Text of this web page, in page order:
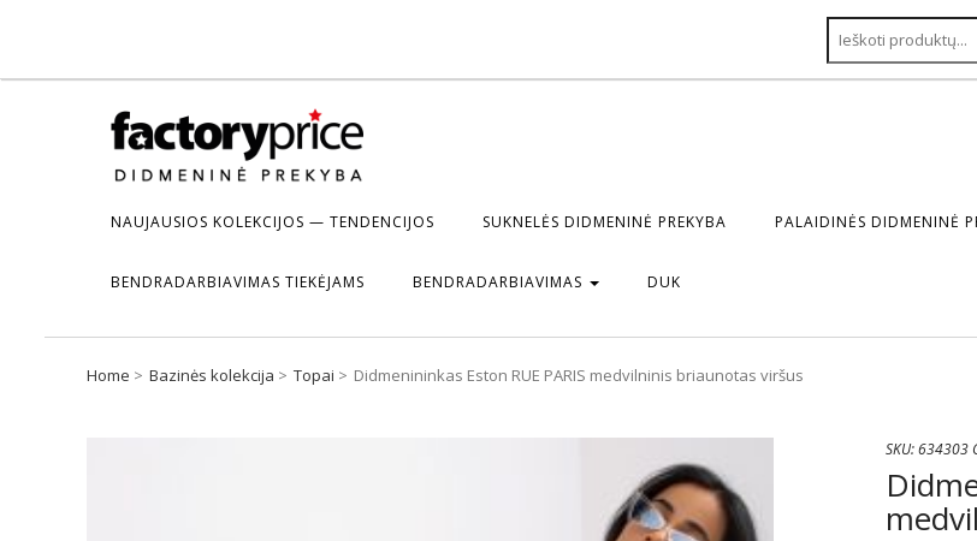
NAUJAUSIOS KOLEKCIJOS — TENDENCIJOS SUKNELĖS DIDMENINĖ PREKYBA PALAIDINĖS DIDMENINĖ
BENDRADARBIAVIMAS TIEKĖJAMS BENDRADARBIAVIMAS DUK
Home Bazinės kolekcija Topai Didmenininkas Eston RUE PARIS medvilninis briaunotas viršus
SKU:634303